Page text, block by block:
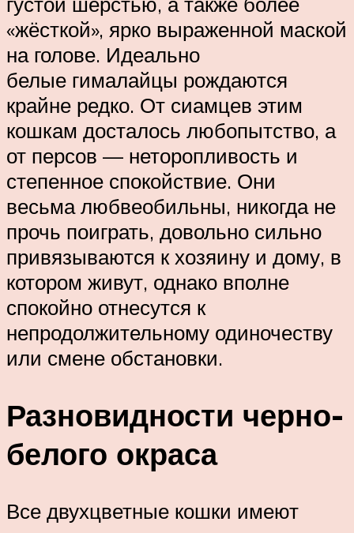
«жёсткой», ярко выраженной маской
на голове. Идеально
белые гималайцы рождаются
крайне редко. От сиамцев этим
кошкам досталось любопытство, а
от персов — неторопливость и
степенное спокойствие. Они
весьма любвеобильны, никогда не
прочь поиграть, довольно сильно
привязываются к хозяину и дому, в
котором живут, однако вполне
спокойно отнесутся к
непродолжительному одиночеству
или смене обстановки.
Разновидности черно-
белого окраса
Все двухцветные кошки имеют